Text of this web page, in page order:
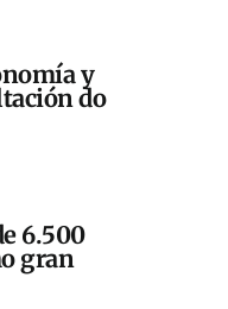
y
do
6.500
gran